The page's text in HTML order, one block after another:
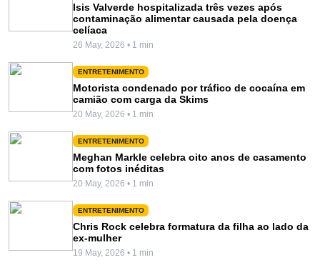
Isis Valverde hospitalizada três vezes após
contaminação alimentar causada pela doença
celíaca
26 May, 2026 • 1 min
ENTRETENIMENTO
Motorista condenado por tráfico de cocaína em
camião com carga da Skims
20 May, 2026 • 1 min
ENTRETENIMENTO
Meghan Markle celebra oito anos de casamento
com fotos inéditas
20 May, 2026 • 1 min
ENTRETENIMENTO
Chris Rock celebra formatura da filha ao lado da
ex-mulher
19 May, 2026 • 1 min